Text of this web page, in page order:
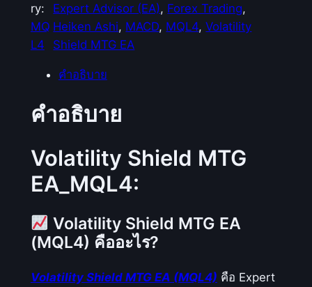
น
V
o
i
i
y
h
i
l
ry:
MQ
L4
Expert Advisor (EA), Forex Trading
Heiken Ashi, MACD, MQL4, Volatility
Shield MTG EA
คำอธิบาย
คำอธิบาย
Volatility Shield MTG
EA_MQL4:
Volatility Shield MTG EA
(MQL4) คืออะไร?
Volatility Shield MTG EA (MQL4) คือ Expert